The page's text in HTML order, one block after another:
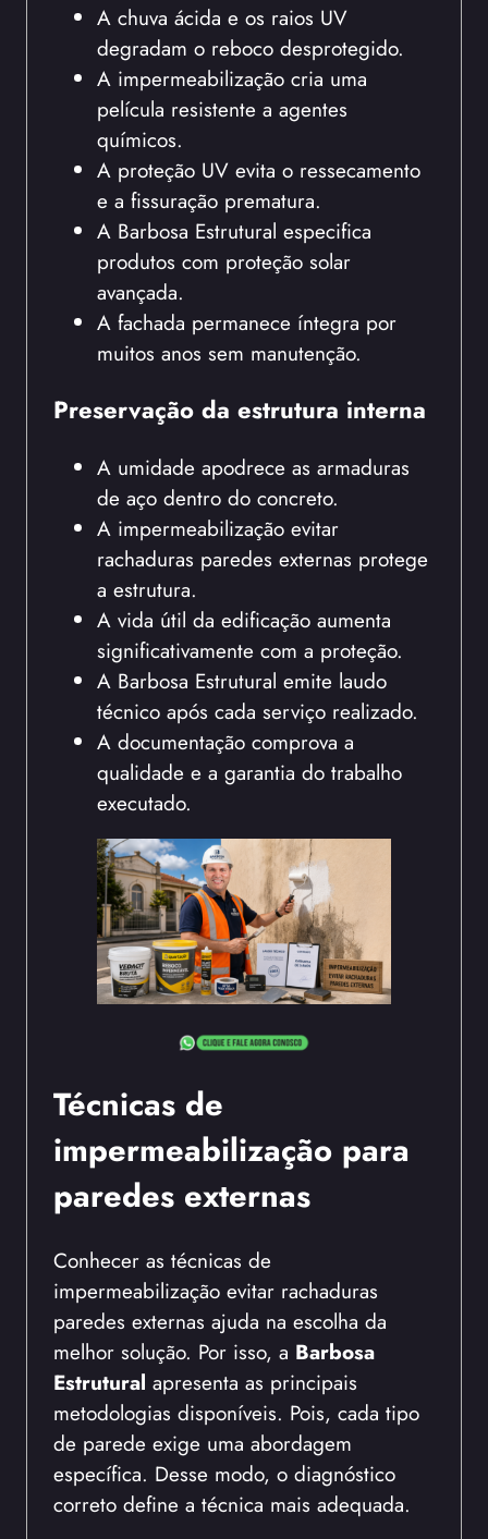
A chuva ácida e os raios UV
degradam o reboco desprotegido.
A impermeabilização cria uma
película resistente a agentes
químicos.
A proteção UV evita o ressecamento
e a fissuração prematura.
A Barbosa Estrutural especifica
produtos com proteção solar
avançada.
A fachada permanece íntegra por
muitos anos sem manutenção.
Preservação da estrutura interna
A umidade apodrece as armaduras
de aço dentro do concreto.
A impermeabilização evitar
rachaduras paredes externas protege
a estrutura.
A vida útil da edificação aumenta
significativamente com a proteção.
A Barbosa Estrutural emite laudo
técnico após cada serviço realizado.
A documentação comprova a
qualidade e a garantia do trabalho
executado.
Técnicas de
impermeabilização para
paredes externas
Conhecer as técnicas de
impermeabilização evitar rachaduras
paredes externas ajuda na escolha da
melhor solução. Por isso, a Barbosa
Estrutural apresenta as principais
metodologias disponíveis. Pois, cada tipo
de parede exige uma abordagem
específica. Desse modo, o diagnóstico
correto define a técnica mais adequada.